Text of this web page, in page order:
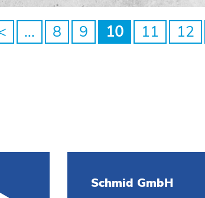
... 8 9 10 11 12
Schmid GmbH